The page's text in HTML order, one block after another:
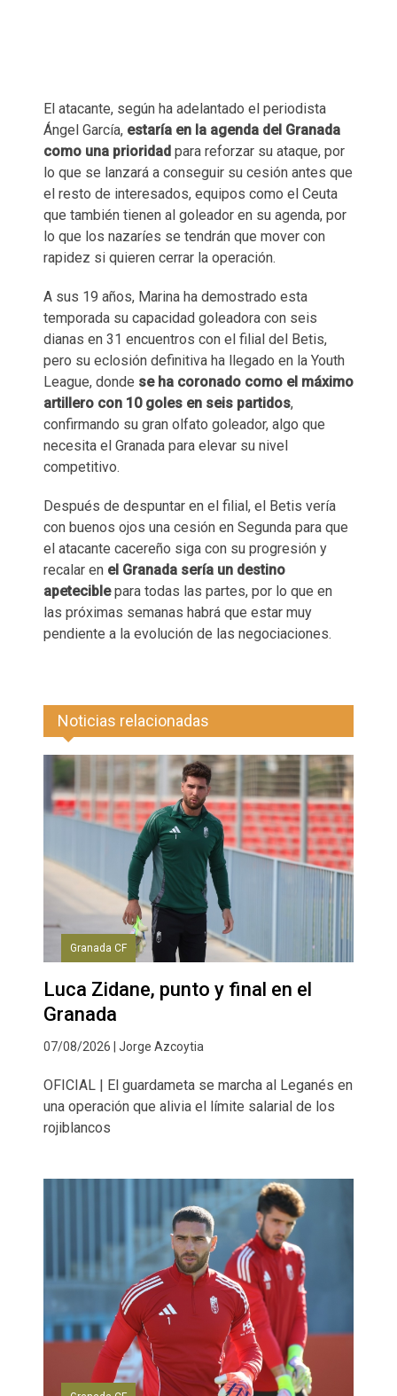
El atacante, según ha adelantado el periodista
Ángel García, estaría en la agenda del Granada
como una prioridad para reforzar su ataque, por
lo que se lanzará a conseguir su cesión antes que
el resto de interesados, equipos como el Ceuta
que también tienen al goleador en su agenda, por
lo que los nazaríes se tendrán que mover con
rapidez si quieren cerrar la operación.
A sus 19 años, Marina ha demostrado esta
temporada su capacidad goleadora con seis
dianas en 31 encuentros con el filial del Betis,
pero su eclosión definitiva ha llegado en la Youth
League, donde se ha coronado como el máximo
artillero con 10 goles en seis partidos,
confirmando su gran olfato goleador, algo que
necesita el Granada para elevar su nivel
competitivo.
Después de despuntar en el filial, el Betis vería
con buenos ojos una cesión en Segunda para que
el atacante cacereño siga con su progresión y
recalar en el Granada sería un destino
apeteciblepara todas las partes, por lo que en
las próximas semanas habrá que estar muy
pendiente a la evolución de las negociaciones.
Noticias relacionadas
Granada CF
Luca Zidane, punto y final en el
Granada
07/08/2026 | Jorge Azcoytia
OFICIAL | El guardameta se marcha al Leganés en
una operación que alivia el límite salarial de los
rojiblancos